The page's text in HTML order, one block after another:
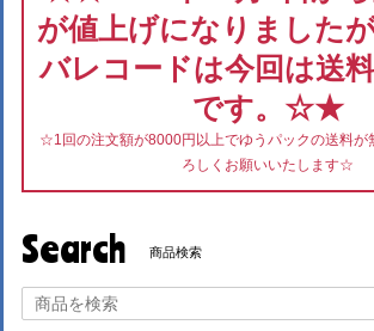
が値上げになりました
バレコードは今回は送
です。☆★
☆1回の注文額が8000円以上でゆうパックの送料が
ろしくお願いいたします☆
Search 商品検索